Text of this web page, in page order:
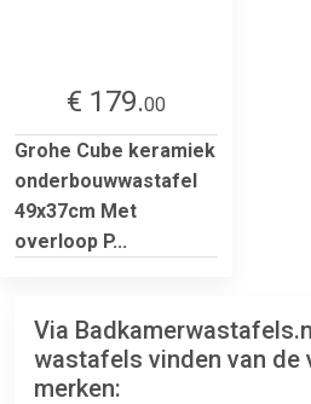
€ 179.00
Grohe Cube keramiek
onderbouwwastafel
49x37cm Met
overloop P...
Via
wastafels vinden van de
merken: